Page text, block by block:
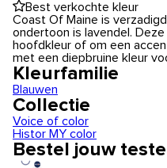
Best verkochte kleur
Coast Of Maine is
ondertoon is lavendel.
hoofdkleur of om een
met een diepbruine kleur
Kleurfamilie
Blauwen
Collectie
Voice of color
Histor MY color
Bestel jouw